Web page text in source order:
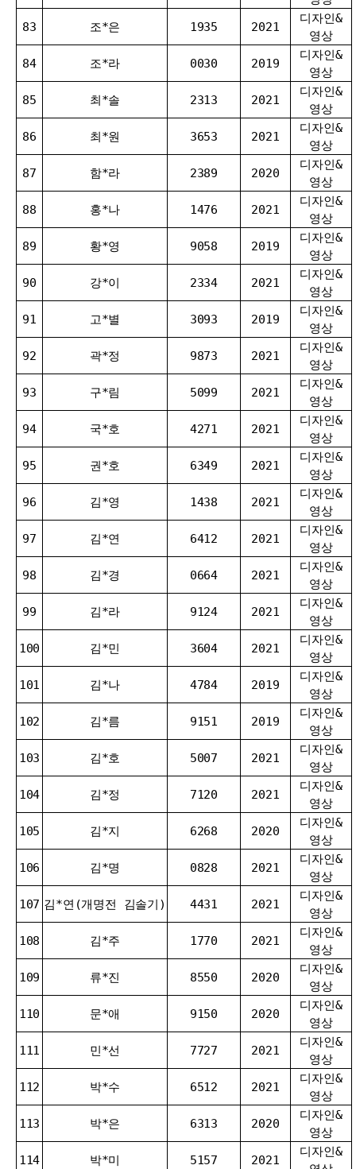
83 조*은 1935 2021
디자인&
영상
84 조*라 0030 2019
디자인&
영상
85 최*솔 2313 2021
디자인&
영상
86 최*원 3653 2021
디자인&
영상
87 함*라 2389 2020
디자인&
영상
88 홍*나 1476 2021
디자인&
영상
89 황*영 9058 2019
디자인&
영상
90 강*이 2334 2021
디자인&
영상
91 고*별 3093 2019
디자인&
영상
92 곽*정 9873 2021
디자인&
영상
93 구*림 5099 2021
디자인&
영상
94 국*호 4271 2021
디자인&
영상
95 권*호 6349 2021
디자인&
영상
96 김*영 1438 2021
디자인&
영상
97 김*연 6412 2021
디자인&
영상
98 김*경 0664 2021
디자인&
영상
99 김*라 9124 2021
디자인&
영상
100 김*민 3604 2021
디자인&
영상
101 김*나 4784 2019
디자인&
영상
102 김*름 9151 2019
디자인&
영상
103 김*호 5007 2021
디자인&
영상
104 김*정 7120 2021
디자인&
영상
105 김*지 6268 2020
디자인&
영상
106 김*명 0828 2021
디자인&
영상
107 김*연(개명전 김솔기) 4431 2021
디자인&
영상
108 김*주 1770 2021
디자인&
영상
109 류*진 8550 2020
디자인&
영상
110 문*애 9150 2020
디자인&
영상
111 민*선 7727 2021
디자인&
영상
112 박*수 6512 2021
디자인&
영상
113 박*은 6313 2020
디자인&
영상
114 박*미 5157 2021
디자인&